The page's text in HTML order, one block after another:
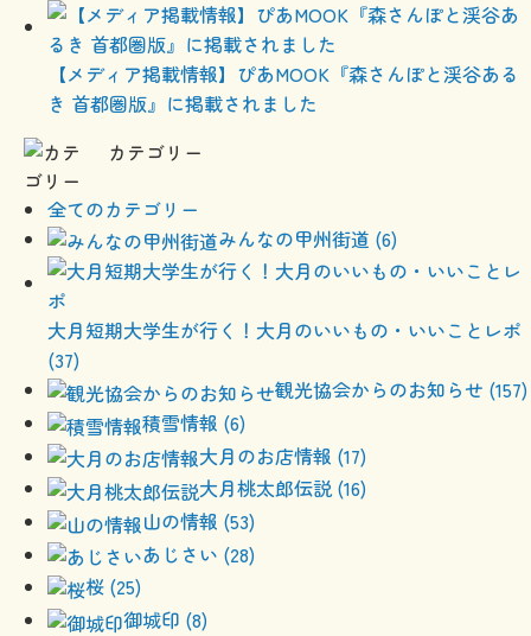
【メディア掲載情報】ぴあMOOK『森さんぽと渓谷ある
き 首都圏版』に掲載されました
カテゴリー
全てのカテゴリー
みんなの甲州街道 (6)
大月短期大学生が行く！大月のいいもの・いいことレポ
(37)
観光協会からのお知らせ (157)
積雪情報 (6)
大月のお店情報 (17)
大月桃太郎伝説 (16)
山の情報 (53)
あじさい (28)
桜 (25)
御城印 (8)